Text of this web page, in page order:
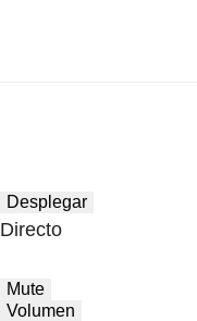
Desplegar
Directo
Mute
Volumen